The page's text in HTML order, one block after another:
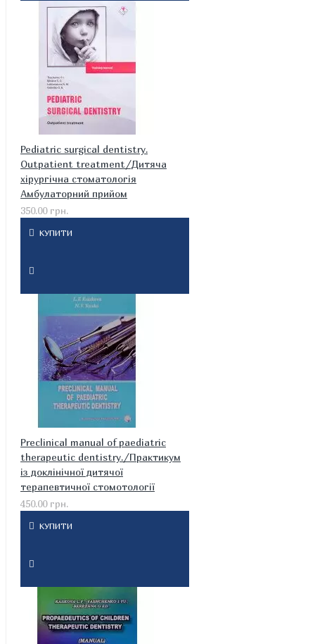
Pediatric surgical dentistry.
Outpatient treatment/Дитяча
хірургічна стоматологія
Амбулаторний прийом
350.00 грн.
КУПИТИ
Preclinical manual of paediatric
therapeutic dentistry./Практикум
із доклінічної дитячої
терапевтичної стомотології
450.00 грн.
КУПИТИ